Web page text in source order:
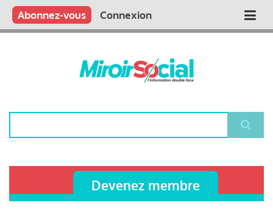
Aller
contenu
Main
Qui sommes nous ?
Vous publiez
Nous publions
Contactez-nous
Abonnez-vous Connexion
Devenez membre